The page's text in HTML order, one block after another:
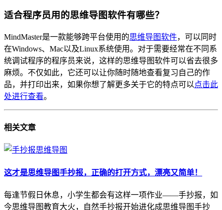
适合程序员用的思维导图软件有哪些？
MindMaster是一款能够跨平台使用的思维导图软件，可以同时
在Windows、Mac以及Linux系统使用。对于需要经常在不同系
统调试程序的程序员来说，这样的思维导图软件可以省去很多
麻烦。不仅如此，它还可以让你随时随地查看复习自己的作
品，并打印出来，如果你想了解更多关于它的特点可以点击此
处进行查看。
相关文章
这才是思维导图手抄报，正确的打开方式，漂亮又简单！
每逢节假日休息，小学生都会有这样一项作业——手抄报，如
今思维导图教育大火，自然手抄报开始进化成思维导图手抄